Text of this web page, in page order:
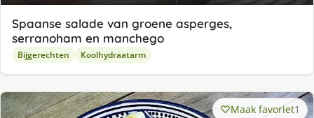
Spaanse salade van groene asperges,
serranoham en manchego
Bijgerechten Koolhydraatarm
Maak favoriet1